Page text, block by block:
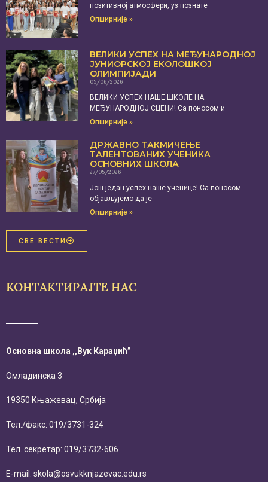
позитивној атмосфери, уз познате
Опширније »
ВЕЛИКИ УСПЕХ НА МЕЂУНАРОДНОЈ
ЈУНИОРСКОЈ ЕКОЛОШКОЈ
ОЛИМПИЈАДИ
05/06/2026
ВЕЛИКИ УСПЕХ НАШЕ ШКОЛЕ НА
МЕЂУНАРОДНОЈ СЦЕНИ! Са поносом и
Опширније »
ДРЖАВНО ТАКМИЧЕЊЕ
ТАЛЕНТОВАНИХ УЧЕНИКА
ОСНОВНИХ ШКОЛА
27/05/2026
Још један успех наше ученице! Са поносом
објављујемо да је
Опширније »
СВЕ ВЕСТИ
КОНТАКТИРАЈТЕ НАС
Основна школа ,,Вук Караџић”
Омладинска 3
19350 Књажевац, Србија
Тел./факс: 019/3731-324
Тел. секретар: 019/3732-606
E-mail: skola@osvukknjazevac.edu.rs